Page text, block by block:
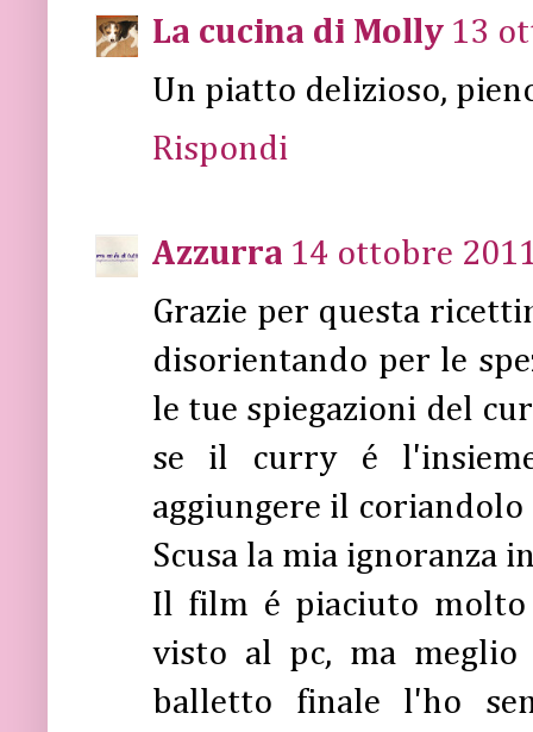
La cucina di Molly 13
Un piatto delizioso,
Rispondi
Azzurra 14 ottobre
Grazie per questa
disorientando per le
le tue spiegazioni del
se il curry é
aggiungere il coriandolo
Scusa la mia ignoranza
Il film é piaciuto molto
visto al pc, ma meglio
balletto finale l'ho